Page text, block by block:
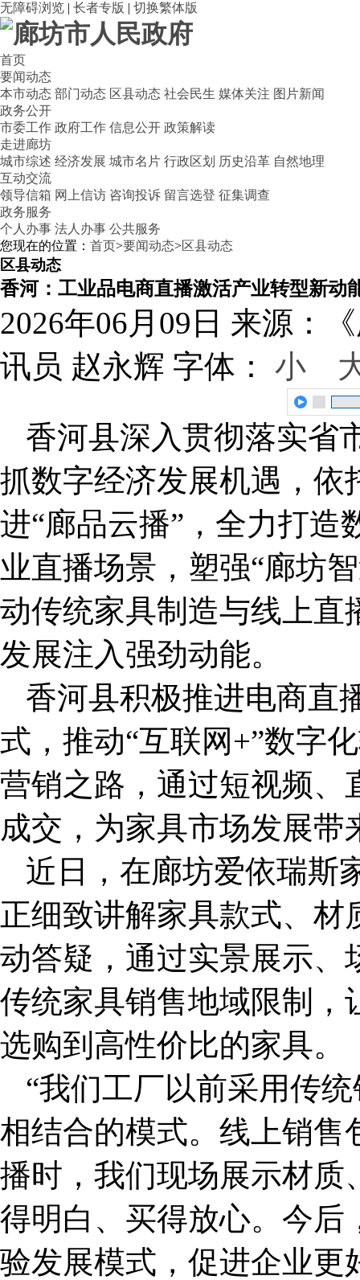
无障碍浏览 | 长者专版 | 切换繁体版
首页
要闻动态
本市动态 部门动态 区县动态 社会民生 媒体关注 图片新闻
政务公开
市委工作 政府工作 信息公开 政策解读
走进廊坊
城市综述 经济发展 城市名片 行政区划 历史沿革 自然地理
互动交流
领导信箱 网上信访 咨询投诉 留言选登 征集调查
政务服务
个人办事 法人办事 公共服务
您现在的位置： 首页>要闻动态>区县动态
区县动态
香河：工业品电商直播激活产业转型新动
2026年06月09日 来源：
讯员 赵永辉 字体： 小
香河县深入贯彻落实省
抓数字经济发展机遇，依
进“廊品云播”，全力打造
业直播场景，塑强“廊坊
动传统家具制造与线上直
发展注入强劲动能。
香河县积极推进电商直
式，推动“互联网+”数字
营销之路，通过短视频、
成交，为家具市场发展带
近日，在廊坊爱依瑞斯
正细致讲解家具款式、
动答疑，通过实景展示、
传统家具销售地域限制，
选购到高性价比的家具。
“我们工厂以前采用传
相结合的模式。线上销售
播时，我们现场展示材质
得明白、买得放心。今后
验发展模式，促进企业更